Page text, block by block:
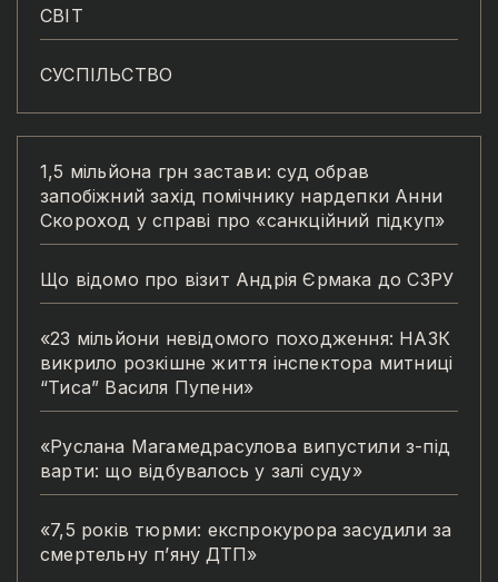
СВІТ
СУСПІЛЬСТВО
1,5 мільйона грн застави: суд обрав
запобіжний захід помічнику нардепки Анни
Скороход у справі про «санкційний підкуп»
Що відомо про візит Андрія Єрмака до СЗРУ
«23 мільйони невідомого походження: НАЗК
викрило розкішне життя інспектора митниці
“Тиса” Василя Пупени»
«Руслана Магамедрасулова випустили з-під
варти: що відбувалось у залі суду»
«7,5 років тюрми: експрокурора засудили за
смертельну п’яну ДТП»